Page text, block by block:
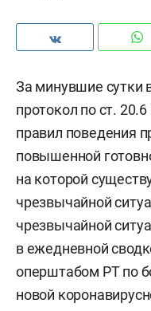
За минувшие сутки
протокол по ст.
правил поведения
повышенной
на которой
чрезвычайной
чрезвычайной
в ежедневной
оперштабом РТ по
новой